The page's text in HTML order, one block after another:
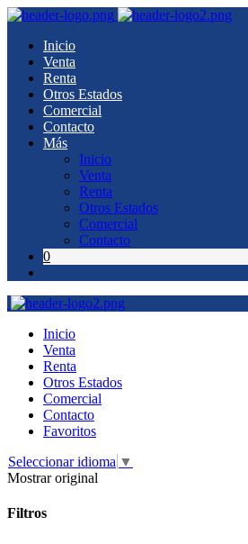
Inicio
Venta
Renta
Otros Estados
Comercial
Contacto
Más
Inicio
Venta
Renta
Otros Estados
Comercial
Contacto
0
Inicio
Venta
Renta
Otros Estados
Comercial
Contacto
Favoritos
Seleccionar idioma ▼
Mostrar original
Filtros